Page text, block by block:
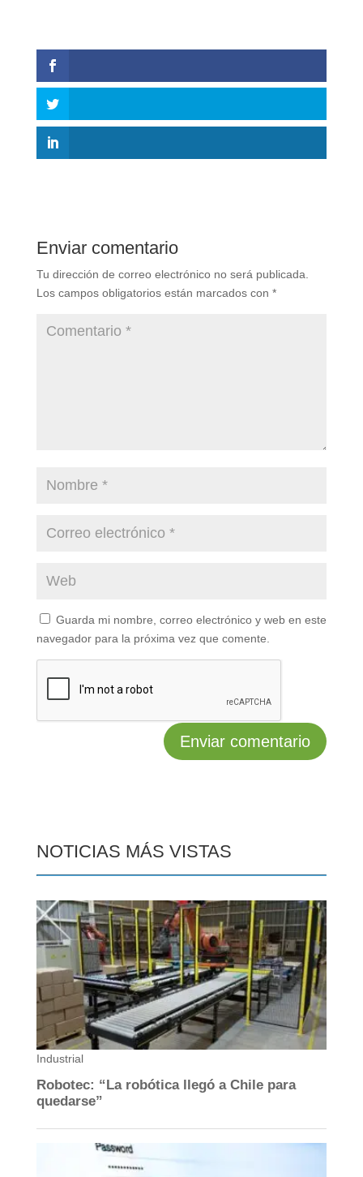
Enviar comentario
Tu dirección de correo electrónico no será publicada.
Los campos obligatorios están marcados con *
Guarda mi nombre, correo electrónico y web en este
navegador para la próxima vez que comente.
NOTICIAS MÁS VISTAS